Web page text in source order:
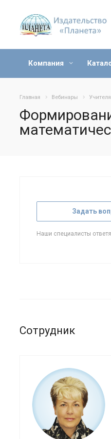
Компания
Главная Вебинары
Задать
Наши специалисты
Сотрудник